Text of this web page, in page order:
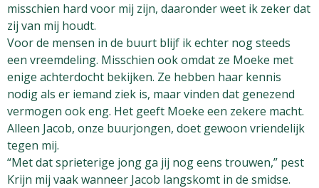
misschien hard voor mij zijn, daaronder weet ik zeker dat
zij van mij houdt.
Voor de mensen in de buurt blijf ik echter nog steeds
een vreemdeling. Misschien ook omdat ze Moeke met
enige achterdocht bekijken. Ze hebben haar kennis
nodig als er iemand ziek is, maar vinden dat genezend
vermogen ook eng. Het geeft Moeke een zekere macht.
Alleen Jacob, onze buurjongen, doet gewoon vriendelijk
tegen mij.
“Met dat sprieterige jong ga jij nog eens trouwen,” pest
Krijn mij vaak wanneer Jacob langskomt in de smidse.